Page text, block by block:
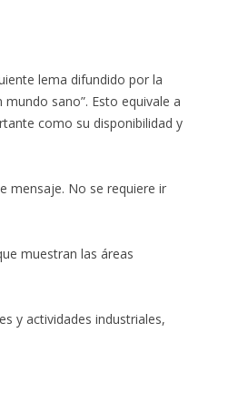
lema difundido por la
sano”. Esto equivale a
como su disponibilidad y
mensaje. No se requiere ir
muestran las áreas
y actividades industriales,